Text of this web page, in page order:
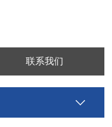
联系我们